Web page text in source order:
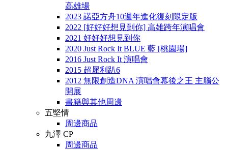
高雄場
2023 諾亞方舟10週年進化復刻限定版
2022 [好好好想見到你] 高雄跨年演唱會
2021 好好好想見到你
2020 Just Rock It BLUE 藍 [桃園場]
2016 Just Rock It 演唱會
2015 超犀利趴6
2012 無限創造DNA 演唱會幕後之王 主腦公
開展
書籍與其他周邊
五堅情
周邊商品
九澤 CP
周邊商品